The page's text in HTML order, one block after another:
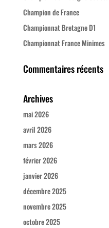
Champion de France
Championnat Bretagne D1
Championnat France Minimes
Commentaires récents
Archives
mai 2026
avril 2026
mars 2026
février 2026
janvier 2026
décembre 2025
novembre 2025
octobre 2025